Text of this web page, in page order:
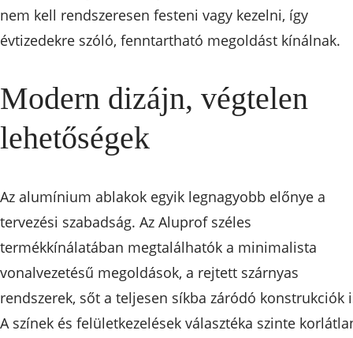
nem kell rendszeresen festeni vagy kezelni, így
évtizedekre szóló, fenntartható megoldást kínálnak.
Modern dizájn, végtelen
lehetőségek
Az alumínium ablakok egyik legnagyobb előnye a
tervezési szabadság. Az Aluprof széles
termékkínálatában megtalálhatók a minimalista
vonalvezetésű megoldások, a rejtett szárnyas
rendszerek, sőt a teljesen síkba záródó konstrukciók
A színek és felületkezelések választéka szinte